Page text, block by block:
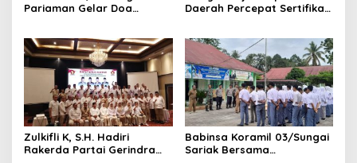
Pariaman Gelar Doa
Bonjol
Daerah Percepat Sertifikasi
Nasional
‎Zulkifli K, S.H. Hadiri
Rakerda Partai Gerindra
Babinsa Koramil 03/Sungai
Sariak Bersama